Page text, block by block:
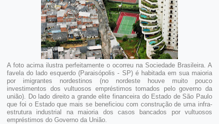
A foto acima ilustra perfeitamente o ocorreu na Sociedade Brasileira. A
favela do lado esquerdo (Paraisópolis - SP) é habitada em sua maioria
por imigrantes nordestinos (no nordeste houve muito pouco
investimentos dos vultuosos empréstimos tomados pelo governo da
união). Do lado direito a grande elite financeira do Estado de São Paulo
que foi o Estado que mais se beneficiou com construção de uma infra-
estrutura industrial na maioria dos casos bancados por vultuosos
empréstimos do Governo da União.